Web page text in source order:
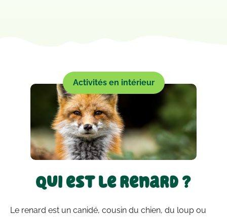
Activités en intérieur
Qui est le renard ?
Le renard est un canidé, cousin du chien, du loup ou